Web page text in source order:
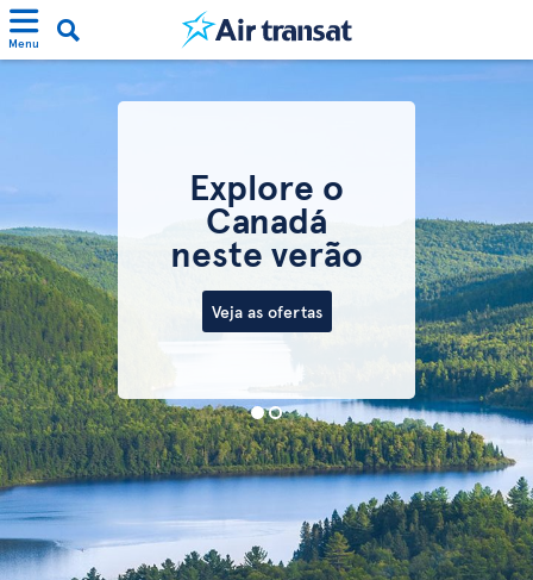
Menu
Explore o
Canadá
neste verão
Veja as ofertas